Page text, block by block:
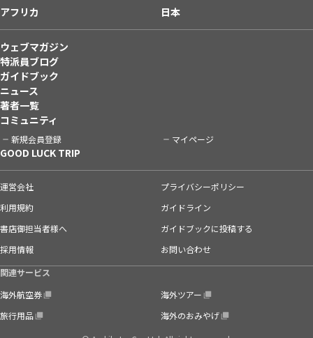
アフリカ
日本
ウェブマガジン
特派員ブログ
ガイドブック
ニュース
著者一覧
コミュニティ
新規会員登録 マイページ
GOOD LUCK TRIP
運営会社
プライバシーポリシー
利用規約
ガイドライン
書店御担当者様へ
ガイドブックに投稿する
採用情報
お問い合わせ
関連サービス
海外航空券
海外ツアー
旅行用品
海外のおみやげ